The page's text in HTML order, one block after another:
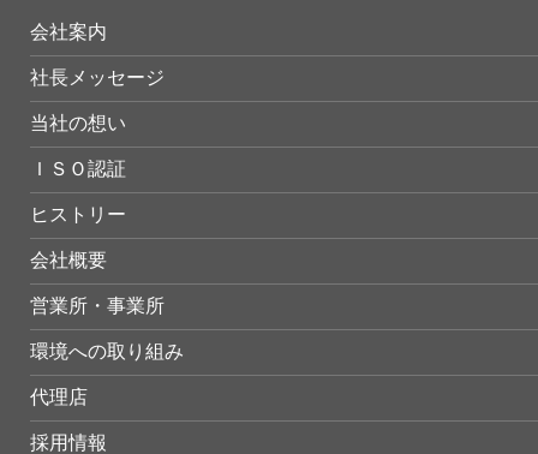
会社案内
社長メッセージ
当社の想い
ＩＳＯ認証
ヒストリー
会社概要
営業所・事業所
環境への取り組み
代理店
採用情報